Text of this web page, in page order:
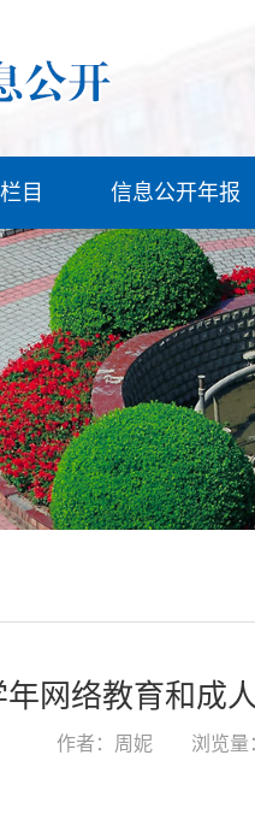
目 信息公开年报
年网络教育和成
作者：周妮 浏览量